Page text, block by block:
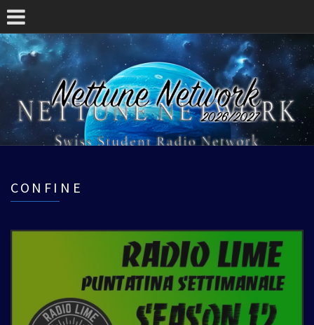
CONFINE